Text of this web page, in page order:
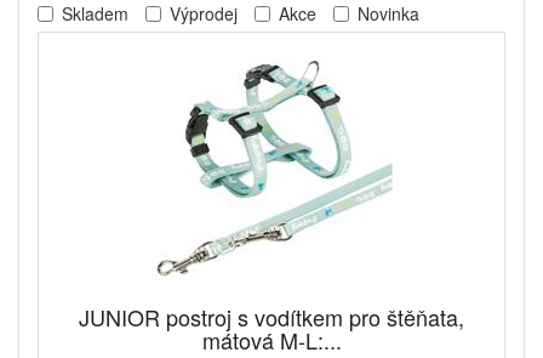
Skladem Výprodej Akce Novinka
JUNIOR postroj s vodítkem pro štěňata,
mátová M-L:...